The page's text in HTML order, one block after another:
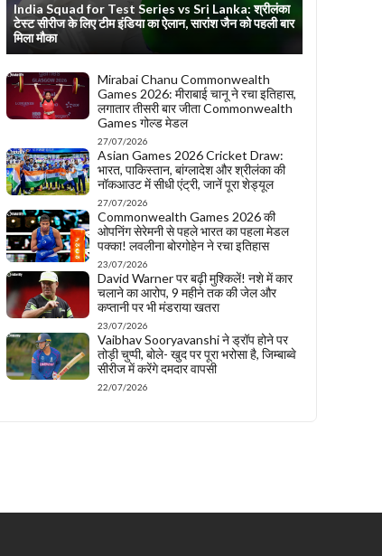
India Squad for Test Series vs Sri Lanka: श्रीलंका
टेस्ट सीरीज के लिए टीम इंडिया का ऐलान, सारांश जैन को पहली बार
मिला मौका
Mirabai Chanu Commonwealth
Games 2026: मीराबाई चानू ने रचा इतिहास,
लगातार तीसरी बार जीता Commonwealth
Games गोल्ड मेडल
27/07/2026
Asian Games 2026 Cricket Draw:
भारत, पाकिस्तान, बांग्लादेश और श्रीलंका की
नॉकआउट में सीधी एंट्री, जानें पूरा शेड्यूल
27/07/2026
Commonwealth Games 2026 की
ओपनिंग सेरेमनी से पहले भारत का पहला मेडल
पक्का! लवलीना बोरगोहेन ने रचा इतिहास
23/07/2026
David Warner पर बढ़ी मुश्किलें! नशे में कार
चलाने का आरोप, 9 महीने तक की जेल और
कप्तानी पर भी मंडराया खतरा
23/07/2026
Vaibhav Sooryavanshi ने ड्रॉप होने पर
तोड़ी चुप्पी, बोले- खुद पर पूरा भरोसा है, जिम्बाब्वे
सीरीज में करेंगे दमदार वापसी
22/07/2026